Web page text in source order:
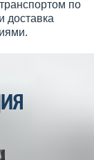
по
доставка